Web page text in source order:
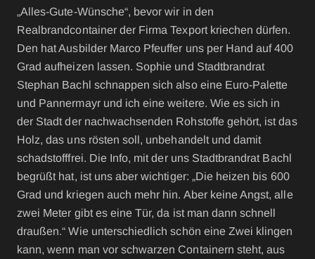
„Alles-Gute-Wünsche“, bevor wir in den
Realbrandcontainer der Firma Texport kriechen dürfen.
Den hat Ausbilder Marco Pfeuffer uns per Hand auf 400
Grad aufheizen lassen. Sophie und Stadtbrandrat
Stephan Bachl schnappen sich also eine Euro-Palette
und Pannermayr und ich eine weitere. Wie es sich in
der Stadt der nachwachsenden Rohstoffe gehört, ist das
Holz, das uns rösten soll, unbehandelt und damit
schadstofffrei. Die Info, mit der uns Stadtbrandrat Bachl
begrüßt hat, ist uns aber wichtiger: „Die heizen bis 600
Grad und kriegen auch mehr hin. Aber keine Angst, alle
zwei Meter gibt es eine Tür, da ist man dann schnell
draußen.“ Wie unterschiedlich schön eine Zwei klingen
kann, wenn man vor schwarzen Containern steht, aus